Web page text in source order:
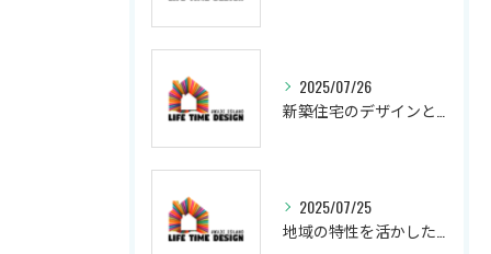
2025/07/26
2025/07/25